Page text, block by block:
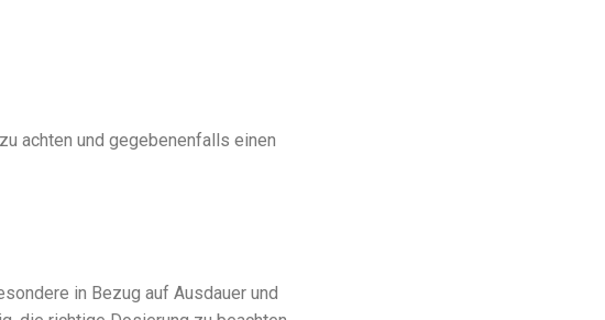
achten und gegebenenfalls einen
in Bezug auf Ausdauer und